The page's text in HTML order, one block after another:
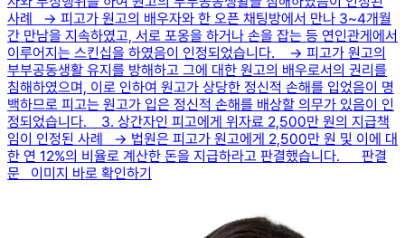
사례 → 피고가 원고의 배우자와 한 오픈 채팅방에서 만나 3~4개월
간 만남을 지속하였고, 서로 포옹을 하거나 손을 잡는 등 연인관게에서
이루어지는 스킨십을 하였음이 인정되었습니다. → 피고가 원고의
부부공동생활 유지를 방해하고 그에 대한 원고의 배우로서의 권리를
침해하였으며, 이로 인하여 원고가 상당한 정신적 손해를 입었음이 명
백하므로 피고는 원고가 입은 정신적 손해를 배상할 의무가 있음이 인
정되었습니다. 3. 상간자인 피고에게 위자료 2,500만 원의 지급책
임이 인정된 사례 → 법원은 피고가 원고에게 2,500만 원 및 이에 대
한 연 12%의 비율로 계산한 돈을 지급하라고 판결했습니다. 판결
문 이미지 바로 확인하기